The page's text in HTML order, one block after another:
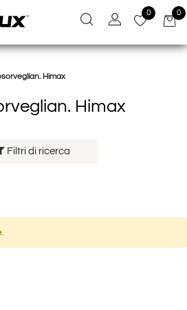
0 0
Himax
Himax
Filtri di ricerca